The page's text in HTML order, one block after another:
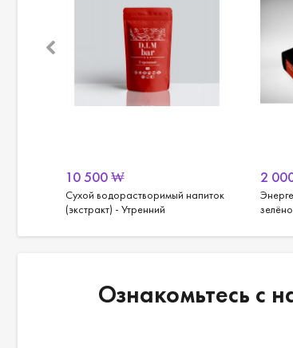
10 500₩
Сухой водорастворимый напиток
(экстракт) - Утренний
2
Ознакомьтесь с